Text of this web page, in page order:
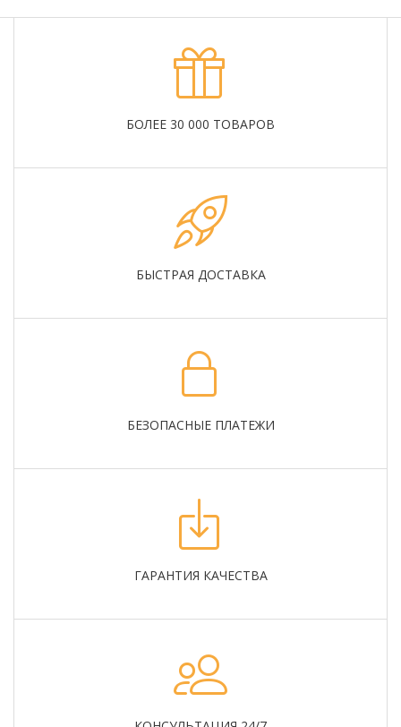
БОЛЕЕ 30 000 ТОВАРОВ
БЫСТРАЯ ДОСТАВКА
БЕЗОПАСНЫЕ ПЛАТЕЖИ
ГАРАНТИЯ КАЧЕСТВА